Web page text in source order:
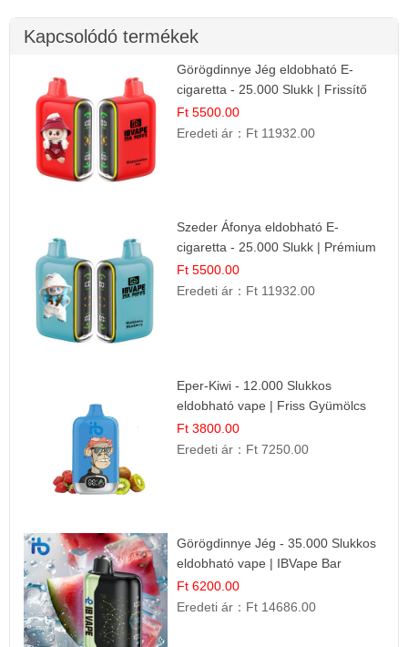
Kapcsolódó termékek
Görögdinnye Jég eldobható E-
cigaretta - 25.000 Slukk | Frissítő
Nyári Íz
Ft 5500.00
Eredeti ár： Ft 11932.00
Szeder Áfonya eldobható E-
cigaretta - 25.000 Slukk | Prémium
Gyümölcs Íz
Ft 5500.00
Eredeti ár： Ft 11932.00
Eper-Kiwi - 12.000 Slukkos
eldobható vape | Friss Gyümölcs
Kombináció
Ft 3800.00
Eredeti ár： Ft 7250.00
Görögdinnye Jég - 35.000 Slukkos
eldobható vape | IBVape Bar
Frissítő Nyári Íz
Ft 6200.00
Eredeti ár： Ft 14686.00